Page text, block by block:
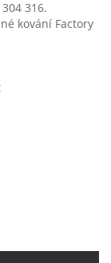
316.
kování Factory